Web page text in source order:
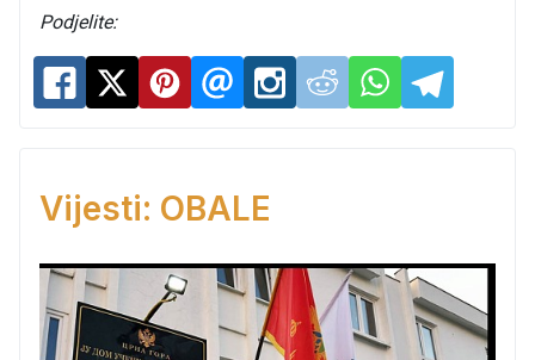
Podjelite:
Vijesti: OBALE